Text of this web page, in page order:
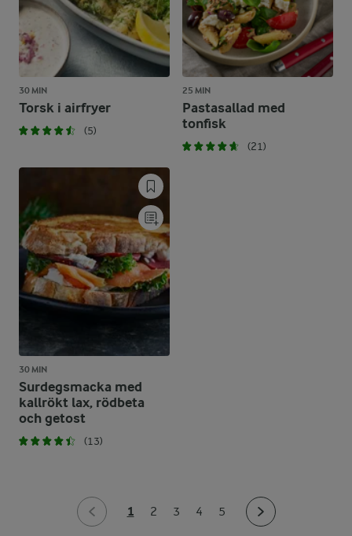
30 MIN
Torsk i airfryer
(5)
25 MIN
Pastasallad med
tonfisk
(21)
30 MIN
Surdegsmacka med
kallrökt lax, rödbeta
och getost
(13)
1 2 3 4 5